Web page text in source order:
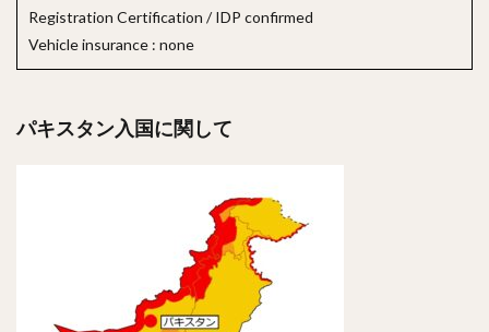
Registration Certification / IDP confirmed
Vehicle insurance : none
パキスタン入国に関して